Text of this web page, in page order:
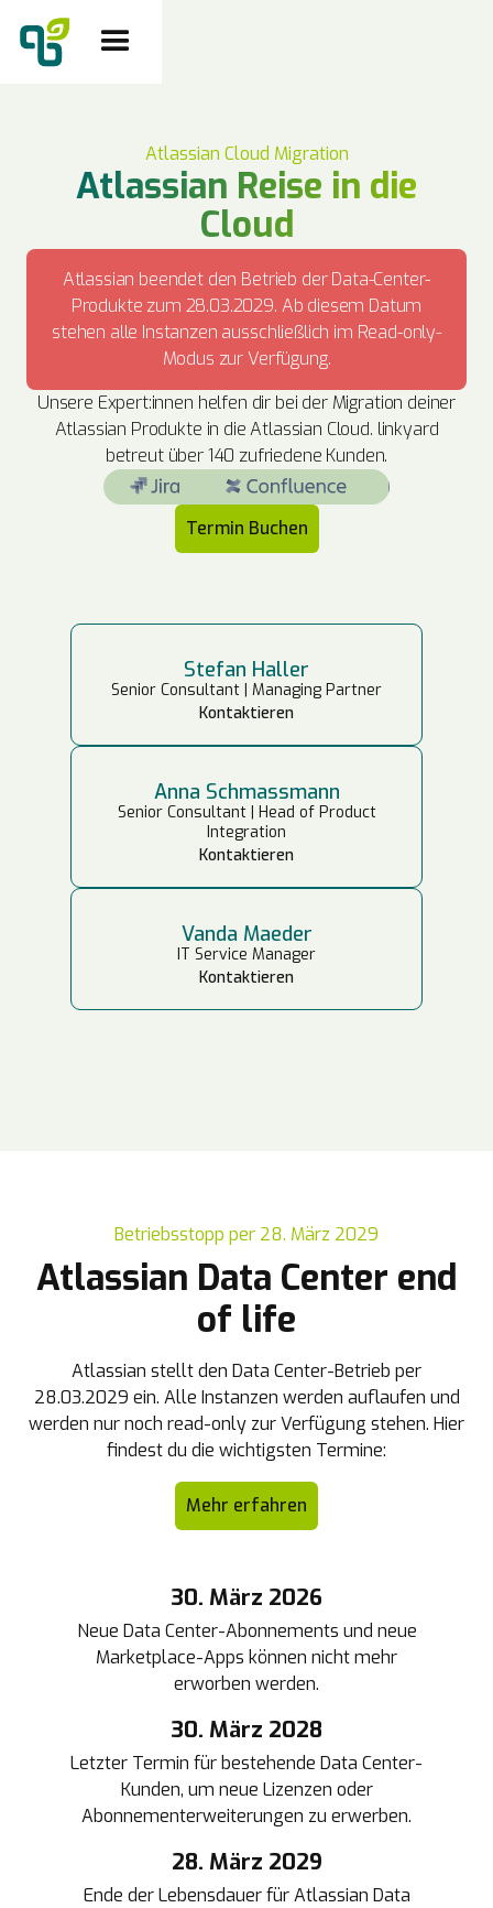
Atlassian Cloud Migration
Atlassian Reise in die
Cloud
Atlassian beendet den Betrieb der Data-Center-
Produkte zum 28.03.2029. Ab diesem Datum
stehen alle Instanzen ausschließlich im Read-only-
Modus zur Verfügung.
Unsere Expert:innen helfen dir bei der Migration deiner
Atlassian Produkte in die Atlassian Cloud. linkyard
betreut über 140 zufriedene Kunden.
Termin Buchen
Stefan Haller
Senior Consultant | Managing Partner
Kontaktieren
Anna Schmassmann
Senior Consultant | Head of Product
Integration
Kontaktieren
Vanda Maeder
IT Service Manager
Kontaktieren
Betriebsstopp per 28. März 2029
Atlassian Data Center end
of life
Atlassian stellt den Data Center-Betrieb per
28.03.2029 ein. Alle Instanzen werden auflaufen und
werden nur noch read-only zur Verfügung stehen. Hier
findest du die wichtigsten Termine:
Mehr erfahren
30. März 2026
Neue Data Center-Abonnements und neue
Marketplace-Apps können nicht mehr
erworben werden.
30. März 2028
Letzter Termin für bestehende Data Center-
Kunden, um neue Lizenzen oder
Abonnementerweiterungen zu erwerben.
28. März 2029
Ende der Lebensdauer für Atlassian Data